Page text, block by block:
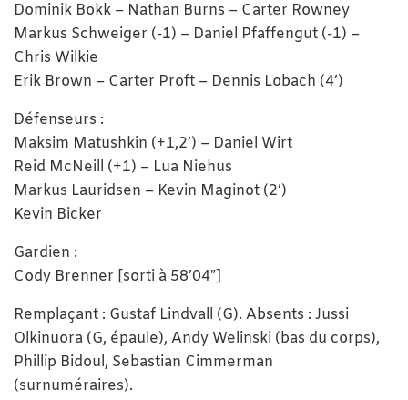
Dominik Bokk – Nathan Burns – Carter Rowney
Markus Schweiger (-1) – Daniel Pfaffengut (-1) –
Chris Wilkie
Erik Brown – Carter Proft – Dennis Lobach (4’)
Défenseurs :
Maksim Matushkin (+1,2’) – Daniel Wirt
Reid McNeill (+1) – Lua Niehus
Markus Lauridsen – Kevin Maginot (2’)
Kevin Bicker
Gardien :
Cody Brenner [sorti à 58’04″]
Remplaçant : Gustaf Lindvall (G). Absents : Jussi
Olkinuora (G, épaule), Andy Welinski (bas du corps),
Phillip Bidoul, Sebastian Cimmerman
(surnuméraires).